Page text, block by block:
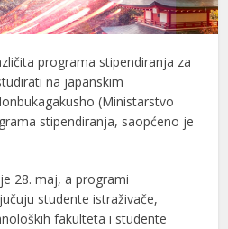
programa stipendiranja za
na japanskim
(Ministarstvo
stipendiranja, saopćeno je
28. maj, a programi
studente istraživače,
fakulteta i studente